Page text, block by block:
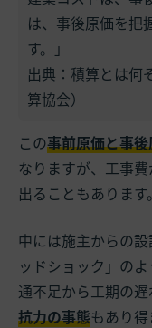
は、事後原価を把
す。」
出典： 積算とは何
算協会）
この事前原価と事
なりますが、工事
出ることもあります。
中には施主からの
ッドショック」の
通不足から工期の遅
抗力の事態もあり得